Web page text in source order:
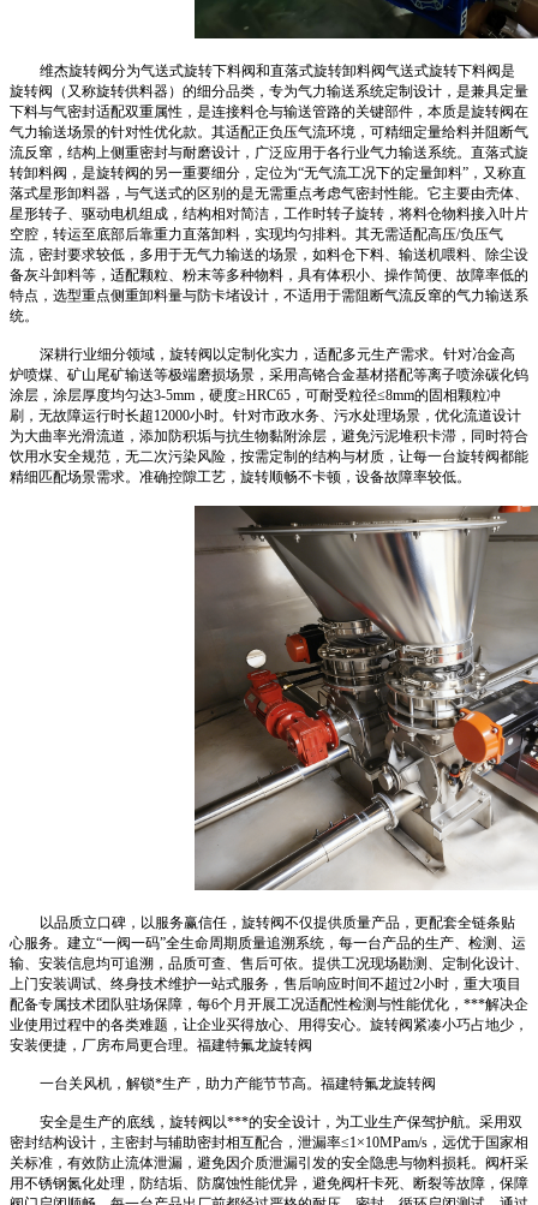
维杰旋转阀分为气送式旋转下料阀和直落式旋转卸料阀气送式旋转下料阀是
旋转阀（又称旋转供料器）的细分品类，专为气力输送系统定制设计，是兼具定量
下料与气密封适配双重属性，是连接料仓与输送管路的关键部件，本质是旋转阀在
气力输送场景的针对性优化款。其适配正负压气流环境，可精细定量给料并阻断气
流反窜，结构上侧重密封与耐磨设计，广泛应用于各行业气力输送系统。直落式旋
转卸料阀，是旋转阀的另一重要细分，定位为“无气流工况下的定量卸料”，又称直
落式星形卸料器，与气送式的区别的是无需重点考虑气密封性能。它主要由壳体、
星形转子、驱动电机组成，结构相对简洁，工作时转子旋转，将料仓物料接入叶片
空腔，转运至底部后靠重力直落卸料，实现均匀排料。其无需适配高压/负压气
流，密封要求较低，多用于无气力输送的场景，如料仓下料、输送机喂料、除尘设
备灰斗卸料等，适配颗粒、粉末等多种物料，具有体积小、操作简便、故障率低的
特点，选型重点侧重卸料量与防卡堵设计，不适用于需阻断气流反窜的气力输送系
统。
深耕行业细分领域，旋转阀以定制化实力，适配多元生产需求。针对冶金高
炉喷煤、矿山尾矿输送等极端磨损场景，采用高铬合金基材搭配等离子喷涂碳化钨
涂层，涂层厚度均匀达3-5mm，硬度≥HRC65，可耐受粒径≤8mm的固相颗粒冲
刷，无故障运行时长超12000小时。针对市政水务、污水处理场景，优化流道设计
为大曲率光滑流道，添加防积垢与抗生物黏附涂层，避免污泥堆积卡滞，同时符合
饮用水安全规范，无二次污染风险，按需定制的结构与材质，让每一台旋转阀都能
精细匹配场景需求。准确控隙工艺，旋转顺畅不卡顿，设备故障率较低。
以品质立口碑，以服务赢信任，旋转阀不仅提供质量产品，更配套全链条贴
心服务。建立“一阀一码”全生命周期质量追溯系统，每一台产品的生产、检测、运
输、安装信息均可追溯，品质可查、售后可依。提供工况现场勘测、定制化设计、
上门安装调试、终身技术维护一站式服务，售后响应时间不超过2小时，重大项目
配备专属技术团队驻场保障，每6个月开展工况适配性检测与性能优化，***解决企
业使用过程中的各类难题，让企业买得放心、用得安心。旋转阀紧凑小巧占地少，
安装便捷，厂房布局更合理。福建特氟龙旋转阀
一台关风机，解锁*生产，助力产能节节高。福建特氟龙旋转阀
安全是生产的底线，旋转阀以***的安全设计，为工业生产保驾护航。采用双
密封结构设计，主密封与辅助密封相互配合，泄漏率≤1×10MPam/s，远优于国家相
关标准，有效防止流体泄漏，避免因介质泄漏引发的安全隐患与物料损耗。阀杆采
用不锈钢氮化处理，防结垢、防腐蚀性能优异，避免阀杆卡死、断裂等故障，保障